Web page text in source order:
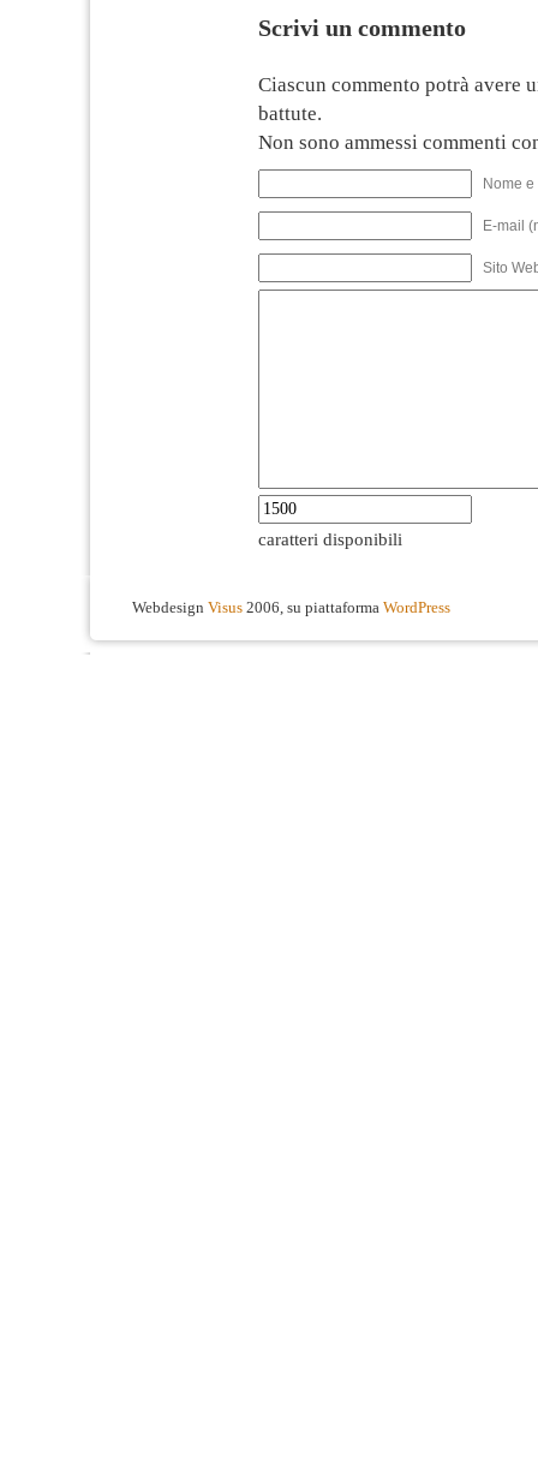
Scrivi un commento
Ciascun commento potrà avere
battute.
Non sono ammessi commenti
Nome
E-mail
Sito
caratteri disponibili
Webdesign Visus 2006, su piattaforma WordPress